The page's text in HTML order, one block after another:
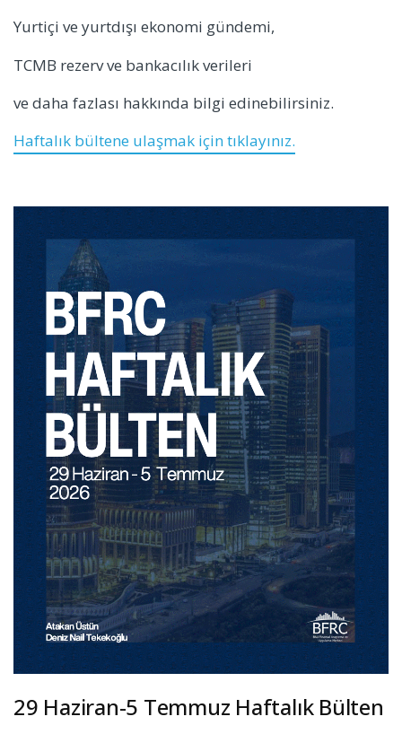
Yurtiçi ve yurtdışı ekonomi gündemi,
TCMB rezerv ve bankacılık verileri
ve daha fazlası hakkında bilgi edinebilirsiniz.
Haftalık bültene ulaşmak için tıklayınız.
29 Haziran-5 Temmuz Haftalık Bülten